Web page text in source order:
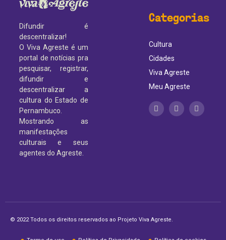
Difundir é
descentralizar!
O Viva Agreste é um
portal de notícias pra
pesquisar, registrar,
difundir e
descentralizar a
cultura do Estado de
Pernambuco.
Mostrando as
manifestações
culturais e seus
agentes do Agreste.
Categorias
Cultura
Cidades
Viva Agreste
Meu Agreste
© 2022 Todos os direitos reservados ao Projeto Viva Agreste.